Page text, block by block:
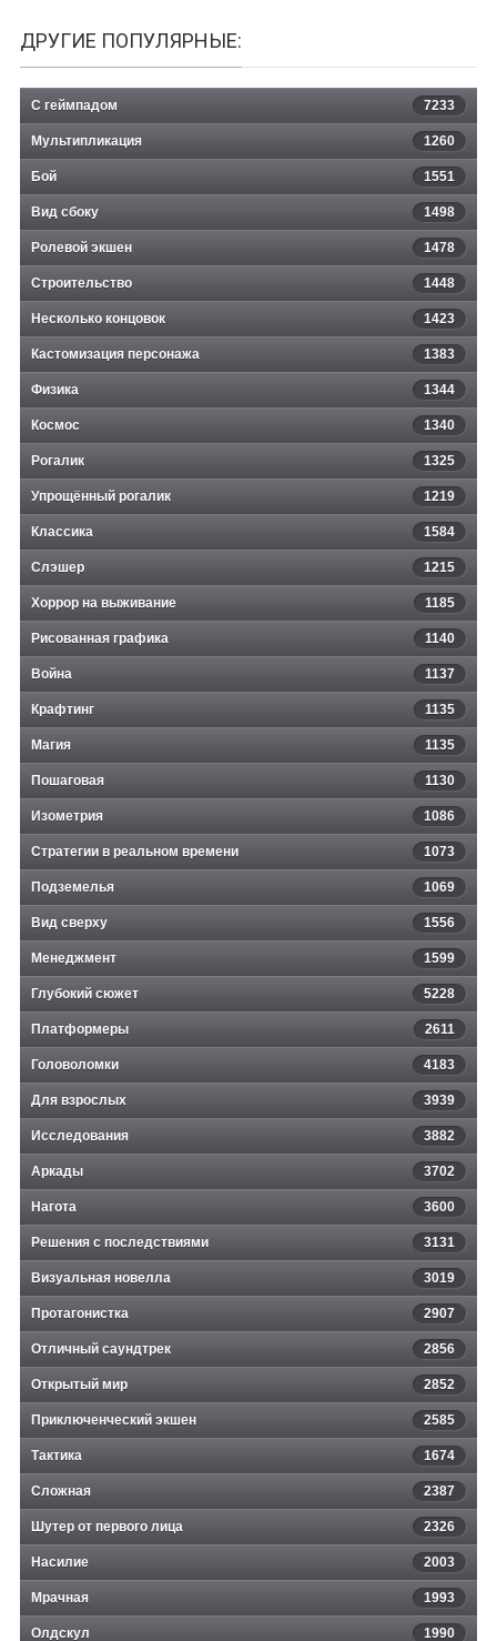
ДРУГИЕ ПОПУЛЯРНЫЕ:
С геймпадом 7233
Мультипликация 1260
Бой 1551
Вид сбоку 1498
Ролевой экшен 1478
Строительство 1448
Несколько концовок 1423
Кастомизация персонажа 1383
Физика 1344
Космос 1340
Рогалик 1325
Упрощённый рогалик 1219
Классика 1584
Слэшер 1215
Хоррор на выживание 1185
Рисованная графика 1140
Война 1137
Крафтинг 1135
Магия 1135
Пошаговая 1130
Изометрия 1086
Стратегии в реальном времени 1073
Подземелья 1069
Вид сверху 1556
Менеджмент 1599
Глубокий сюжет 5228
Платформеры 2611
Головоломки 4183
Для взрослых 3939
Исследования 3882
Аркады 3702
Нагота 3600
Решения с последствиями 3131
Визуальная новелла 3019
Протагонистка 2907
Отличный саундтрек 2856
Открытый мир 2852
Приключенческий экшен 2585
Тактика 1674
Сложная 2387
Шутер от первого лица 2326
Насилие 2003
Мрачная 1993
Олдскул 1990